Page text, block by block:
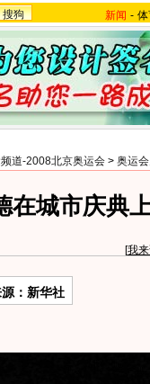
搜狗 新闻 -
道-2008北京奥运会 > 奥运
在城市庆典
[我
：新华社